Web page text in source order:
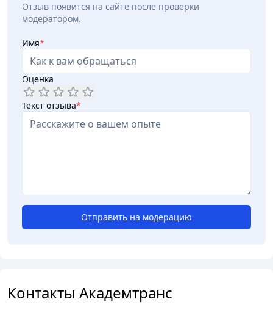
Отзыв появится на сайте после проверки
модератором.
Имя*
Оценка
Текст отзыва*
Отправить на модерацию
Контакты Академтранс